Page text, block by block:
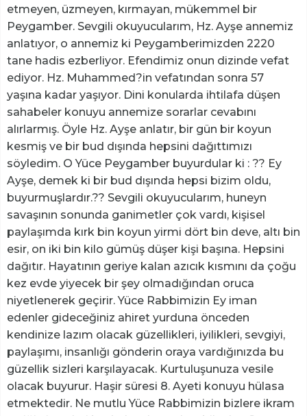
etmeyen, üzmeyen, kırmayan, mükemmel bir
Peygamber. Sevgili okuyucularım, Hz. Ayşe annemiz
anlatıyor, o annemiz ki Peygamberimizden 2220
tane hadis ezberliyor. Efendimiz onun dizinde vefat
ediyor. Hz. Muhammed?in vefatından sonra 57
yaşına kadar yaşıyor. Dini konularda ihtilafa düşen
sahabeler konuyu annemize sorarlar cevabını
alırlarmış. Öyle Hz. Ayşe anlatır, bir gün bir koyun
kesmiş ve bir bud dışında hepsini dağıttımızı
söyledim. O Yüce Peygamber buyurdular ki : ?? Ey
Ayşe, demek ki bir bud dışında hepsi bizim oldu,
buyurmuşlardır.?? Sevgili okuyucularım, huneyn
savaşının sonunda ganimetler çok vardı, kişisel
paylaşımda kırk bin koyun yirmi dört bin deve, altı bin
esir, on iki bin kilo gümüş düşer kişi başına. Hepsini
dağıtır. Hayatının geriye kalan azıcık kısmını da çoğu
kez evde yiyecek bir şey olmadığından oruca
niyetlenerek geçirir. Yüce Rabbimizin Ey iman
edenler gideceğiniz ahiret yurduna önceden
kendinize lazım olacak güzellikleri, iyilikleri, sevgiyi,
paylaşımı, insanlığı gönderin oraya vardığınızda bu
güzellik sizleri karşılayacak. Kurtuluşunuza vesile
olacak buyurur. Haşir süresi 8. Ayeti konuyu hülasa
etmektedir. Ne mutlu Yüce Rabbimizin bizlere ikram